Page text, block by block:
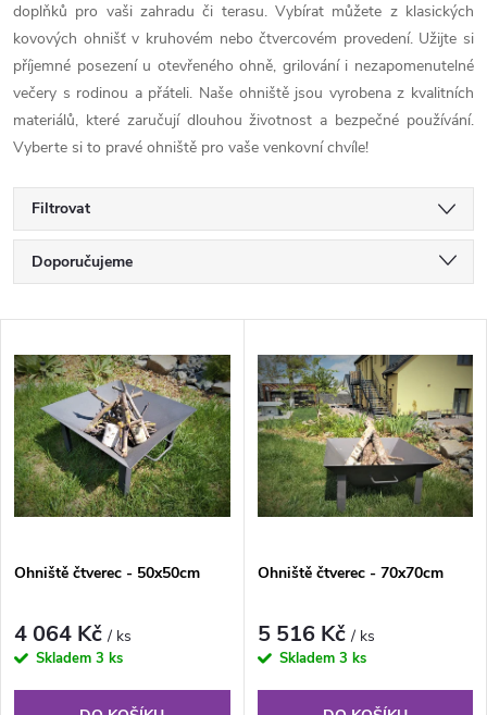
doplňků pro vaši zahradu či terasu. Vybírat můžete z klasických
kovových ohnišť v kruhovém nebo čtvercovém provedení. Užijte si
příjemné posezení u otevřeného ohně, grilování i nezapomenutelné
večery s rodinou a přáteli. Naše ohniště jsou vyrobena z kvalitních
materiálů, které zaručují dlouhou životnost a bezpečné používání.
Vyberte si to pravé ohniště pro vaše venkovní chvíle!
Filtrovat
Ř
a
z
e
n
í
p
r
o
Doporučujeme
Nejprodávanější
Abecedně
V
ý
p
i
s
p
r
Ohniště čtverec - 50x50cm
4 064 Kč/ ks
Skladem 3 ks
Ohniště čtverec - 70x70cm
5 516 Kč/ ks
Skladem 3 ks